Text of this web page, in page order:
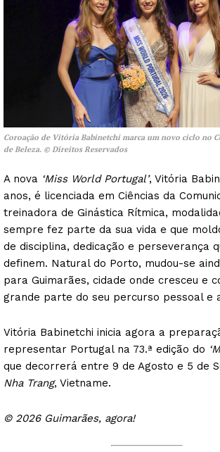
Coroação de Vitória Babinetchi marca um novo ciclo no
de Beleza. © Direitos Reservados
A nova ‘Miss World Portugal’, Vitória
anos, é licenciada em Ciências da
treinadora de Ginástica Rítmica,
sempre fez parte da sua vida e que
de disciplina, dedicação e perseverança
definem. Natural do Porto, mudou-se
para Guimarães, cidade onde cresceu e
grande parte do seu percurso pessoal e
Vitória Babinetchi inicia agora a
representar Portugal na 73.ª edição do
que decorrerá entre 9 de Agosto e 5 de
Nha Trang, Vietname.
© 2026 Guimarães, agora!